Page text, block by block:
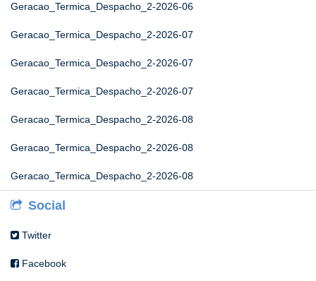
Geracao_Termica_Despacho_2-2026-06
Geracao_Termica_Despacho_2-2026-07
Geracao_Termica_Despacho_2-2026-07
Geracao_Termica_Despacho_2-2026-07
Geracao_Termica_Despacho_2-2026-08
Geracao_Termica_Despacho_2-2026-08
Geracao_Termica_Despacho_2-2026-08
Social
Twitter
Facebook